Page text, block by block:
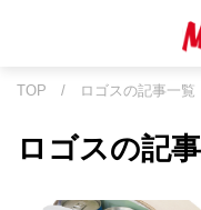
TOP / ロゴスの記事一覧
ロゴスの記